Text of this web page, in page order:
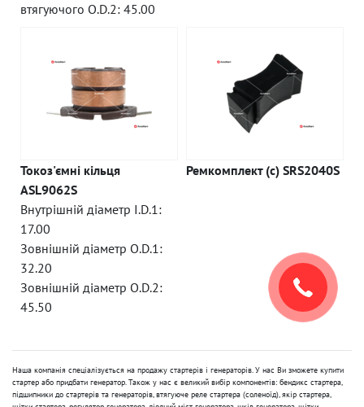
втягуючого O.D.2: 45.00
Токоз'ємні кільця
ASL9062S
Внутрішній діаметр I.D.1:
17.00
Зовнішній діаметр O.D.1:
32.20
Зовнішній діаметр O.D.2:
45.50
Ремкомплект (c) SRS2040S
Наша компанія спеціалізується на продажу стартерів і генераторів. У нас Ви зможете купити
стартер або придбати генератор. Також у нас є великий вибір компонентів: бендикс стартера,
підшипники до стартерів та генераторів, втягуюче реле стартера (соленоїд), якір стартера,